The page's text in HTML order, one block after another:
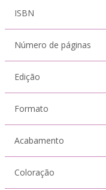
ISBN
Número de páginas
Edição
Formato
Acabamento
Coloração